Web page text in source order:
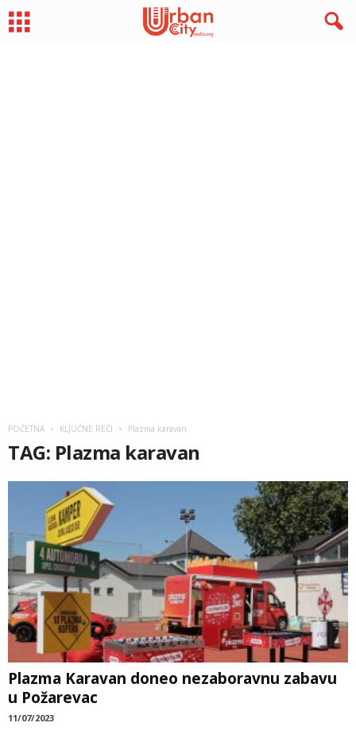
POČETNA KLJUČNE REČI Plazma karavan
TAG: Plazma karavan
Plazma Karavan doneo nezaboravnu zabavu
u Požarevac
11/07/2023